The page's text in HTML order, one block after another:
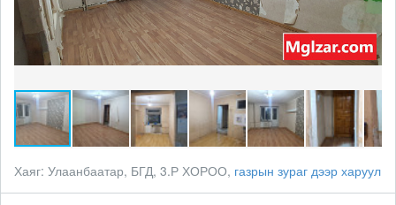
Хаяг: Улаанбаатар, БГД, 3.Р ХОРОО, газрын зураг дээр харуул